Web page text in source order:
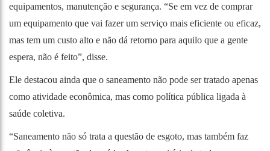
equipamentos, manutenção e segurança. “Se em vez de comprar
um equipamento que vai fazer um serviço mais eficiente ou eficaz,
mas tem um custo alto e não dá retorno para aquilo que a gente
espera, não é feito”, disse.
Ele destacou ainda que o saneamento não pode ser tratado apenas
como atividade econômica, mas como política pública ligada à
saúde coletiva.
“Saneamento não só trata a questão de esgoto, mas também faz